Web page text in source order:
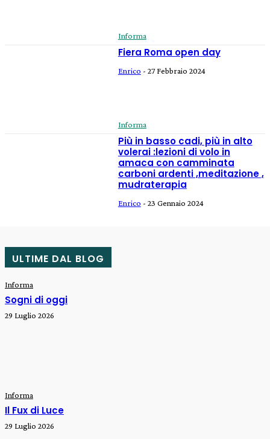
Informa
Fiera Roma open day
Enrico - 27 Febbraio 2024
Informa
Più in basso cadi, più in alto
volerai :lezioni di volo in
amaca con camminata
carboni ardenti ,meditazione ,
mudraterapia
Enrico - 23 Gennaio 2024
ULTIME DAL BLOG
Informa
Sogni di oggi
29 Luglio 2026
Informa
Il Fux di Luce
29 Luglio 2026